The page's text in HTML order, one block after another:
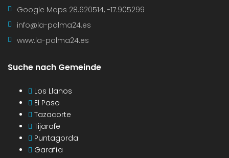
Google Maps 28.620514, -17.905299
info@la-palma24.es
www.la-palma24.es
Suche nach Gemeinde
Los Llanos
El Paso
Tazacorte
Tijarafe
Puntagorda
Garafía